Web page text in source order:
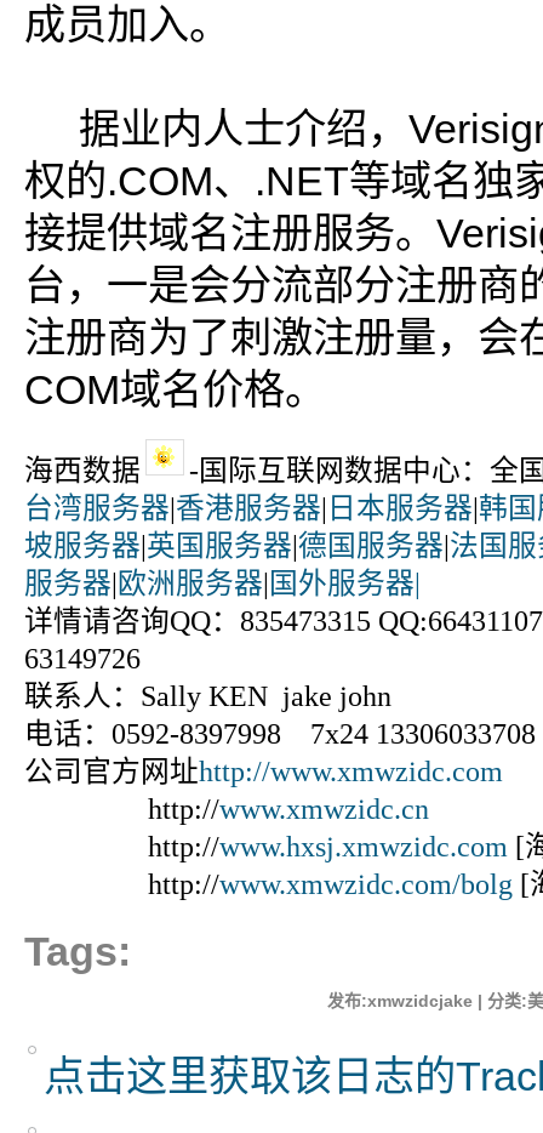
成员加入。
据业内人士介绍，
权的.COM、.NET等域名独
接提供域名注册服务。
台，一是会分流部分注册商
注册商为了刺激注册量，会
COM域名价格。
海西数据
-国际互联网数据中心：全
台湾服务器|香港服务器| 日本服务器|韩
坡服务器|英国服务器|德国服务器|法国
服务器|欧洲服务器|国外服务器|
详情请咨询QQ：835473315
63149726
联系人：Sally KEN jake john
电话：0592-8397998 7x24 13306033708
公司官方网址http://www.xmwzidc.com
http://www.xmwzidc.cn
http://www.hxsj.xmwzidc.com [
http://www.xmwzidc.com/bolg [
Tags:
发布:xmwzidcjake | 分类:
点击这里获取该日志的